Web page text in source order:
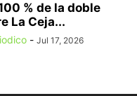
% de la doble
La Ceja...
- Jul 17, 2026